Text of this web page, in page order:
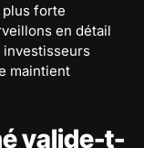
forte
en détail
investisseurs
maintient
valide-t-